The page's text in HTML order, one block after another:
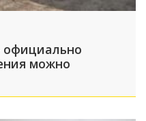
официально
можно